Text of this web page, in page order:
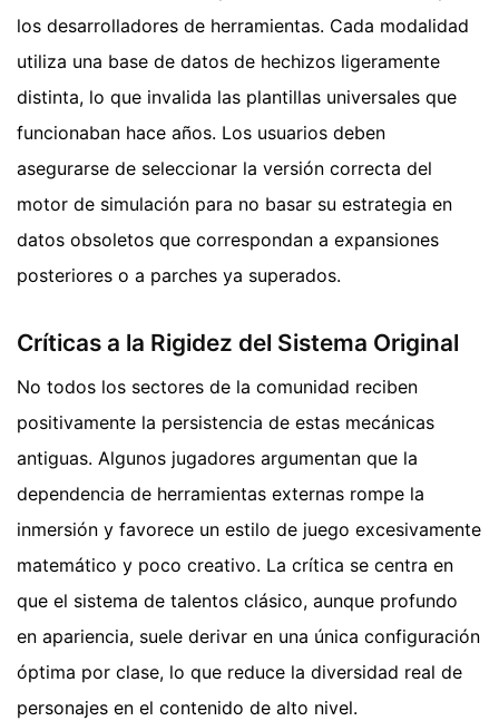
los desarrolladores de herramientas. Cada modalidad
utiliza una base de datos de hechizos ligeramente
distinta, lo que invalida las plantillas universales que
funcionaban hace años. Los usuarios deben
asegurarse de seleccionar la versión correcta del
motor de simulación para no basar su estrategia en
datos obsoletos que correspondan a expansiones
posteriores o a parches ya superados.
Críticas a la Rigidez del Sistema Original
No todos los sectores de la comunidad reciben
positivamente la persistencia de estas mecánicas
antiguas. Algunos jugadores argumentan que la
dependencia de herramientas externas rompe la
inmersión y favorece un estilo de juego excesivamente
matemático y poco creativo. La crítica se centra en
que el sistema de talentos clásico, aunque profundo
en apariencia, suele derivar en una única configuración
óptima por clase, lo que reduce la diversidad real de
personajes en el contenido de alto nivel.